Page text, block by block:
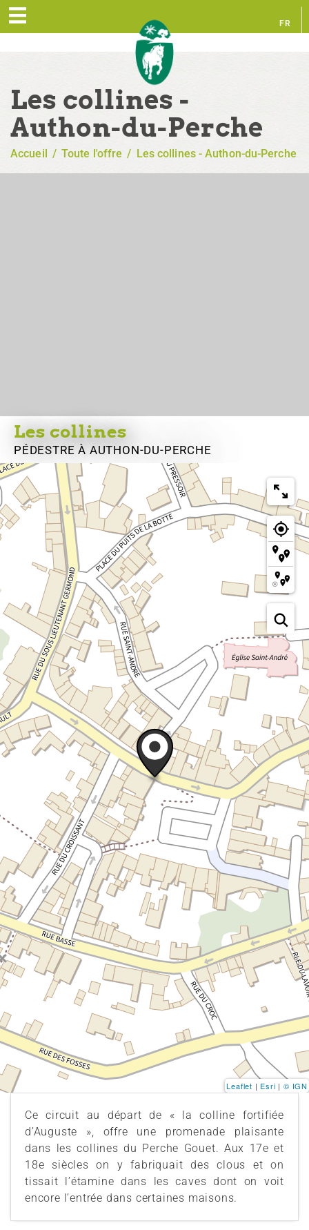
FR
Les collines -
Authon-du-Perche
Accueil / Toute l'offre / Les collines - Authon-du-Perche
Les collines
PÉDESTREÀ AUTHON-DU-PERCHE
Ce circuit au départ de « la colline fortifiée
d’Auguste », offre une promenade plaisante
dans les collines du Perche Gouet. Aux 17e et
18e siècles on y fabriquait des clous et on
tissait l’étamine dans les caves dont on voit
encore l’entrée dans certaines maisons.
Leaflet | Esri | © IGN